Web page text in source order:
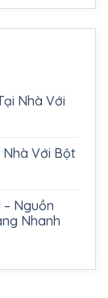
Nhà Với
Nhà Với Bột
– Nguồn
Nhanh